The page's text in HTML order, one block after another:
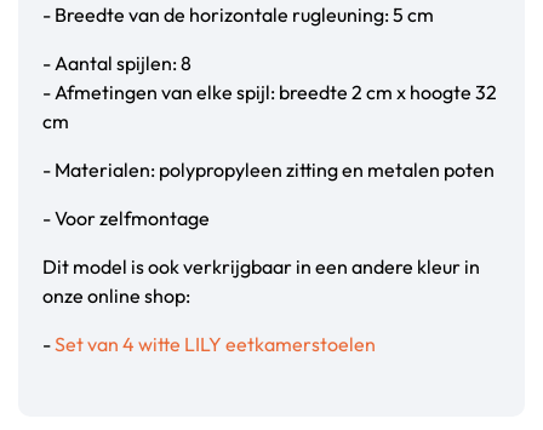
- Breedte van de horizontale rugleuning: 5 cm
- Aantal spijlen: 8
- Afmetingen van elke spijl: breedte 2 cm x hoogte 32
cm
- Materialen: polypropyleen zitting en metalen poten
- Voor zelfmontage
Dit model is ook verkrijgbaar in een andere kleur in
onze online shop:
-Set van 4 witte LILY eetkamerstoelen